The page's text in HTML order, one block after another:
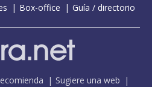
Box-office Guía / directorio
Sugiere una web